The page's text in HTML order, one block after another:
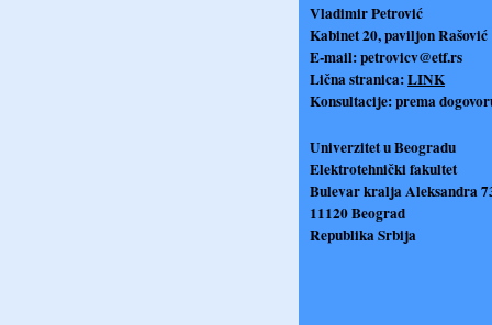
Vladimir Petrović
Kabinet 20, paviljon Rašović
E-mail:petrovicv@etf.rs
Lična stranica:LINK
Konsultacije: prema
Univerzitet u Beogradu
Elektrotehnički fakultet
Bulevar kralja Aleksandra
11120 Beograd
Republika Srbija